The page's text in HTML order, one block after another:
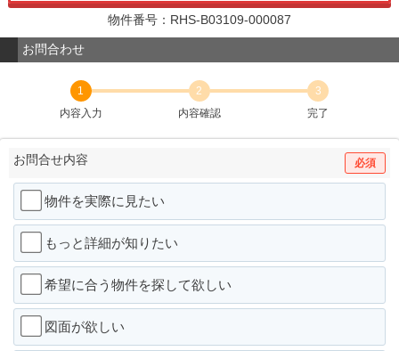
物件番号：RHS-B03109-000087
お問合わせ
1
内容入力
2
内容確認
3
完了
お問合せ内容 必須
物件を実際に見たい
もっと詳細が知りたい
希望に合う物件を探して欲しい
図面が欲しい